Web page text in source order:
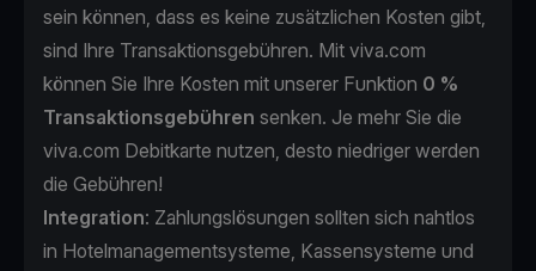
sein können, dass es keine zusätzlichen Kosten gibt,
sind Ihre Transaktionsgebühren. Mit viva.com
können Sie Ihre Kosten mit unserer Funktion 0 %
Transaktionsgebühren senken. Je mehr Sie die
viva.com Debitkarte nutzen, desto niedriger werden
die Gebühren!
Integration: Zahlungslösungen sollten sich nahtlos
in Hotelmanagementsysteme, Kassensysteme und